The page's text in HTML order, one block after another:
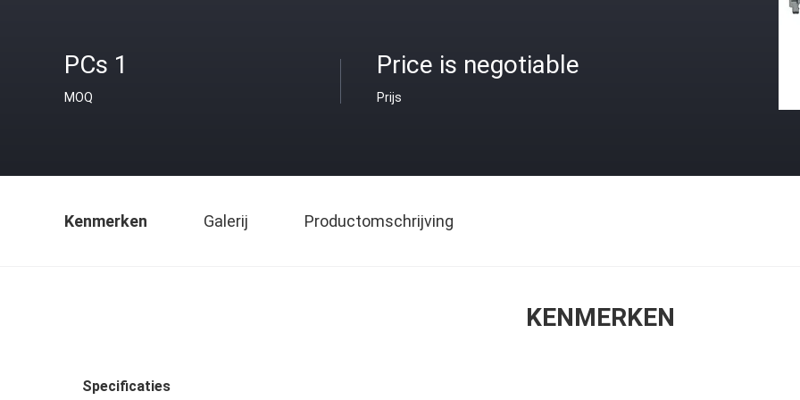
PCs 1
MOQ
Price is negotiable
Prijs
Kenmerken Galerij Productomschrijving
KENMERKEN
Specificaties